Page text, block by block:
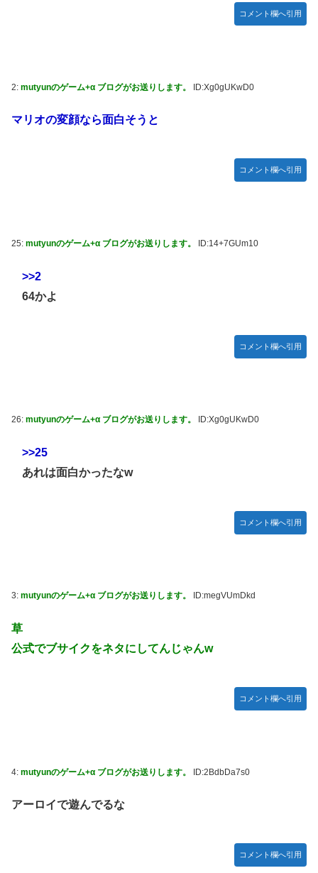
コメント欄へ引用
2: mutyunのゲーム+α ブログがお送りします。 ID:Xg0gUKwD0
マリオの変顔なら面白そうと
コメント欄へ引用
25: mutyunのゲーム+α ブログがお送りします。 ID:14+7GUm10
>>2
64かよ
コメント欄へ引用
26: mutyunのゲーム+α ブログがお送りします。 ID:Xg0gUKwD0
>>25
あれは面白かったなw
コメント欄へ引用
3: mutyunのゲーム+α ブログがお送りします。 ID:megVUmDkd
草
公式でブサイクをネタにしてんじゃんw
コメント欄へ引用
4: mutyunのゲーム+α ブログがお送りします。 ID:2BdbDa7s0
アーロイで遊んでるな
コメント欄へ引用